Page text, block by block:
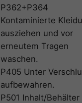
P362+P364
Kontaminierte
ausziehen und vor
erneutem Tragen
waschen.
P405 Unter
aufbewahren.
P501 Inhalt/Behälter